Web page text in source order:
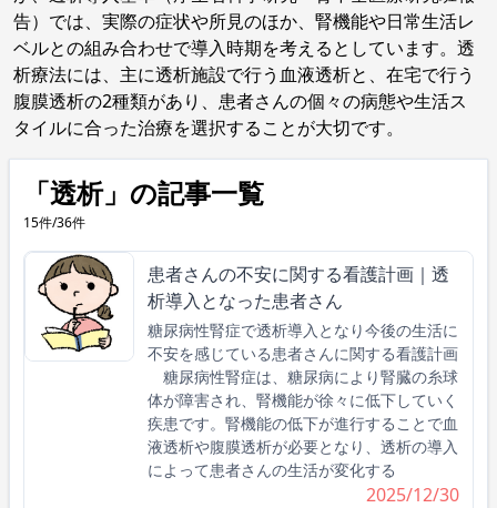
告）では、実際の症状や所見のほか、腎機能や日常生活レ
ベルとの組み合わせで導入時期を考えるとしています。透
析療法には、主に透析施設で行う血液透析と、在宅で行う
腹膜透析の2種類があり、患者さんの個々の病態や生活ス
タイルに合った治療を選択することが大切です。
「透析」の記事一覧
15件/36件
患者さんの不安に関する看護計画｜透
析導入となった患者さん
糖尿病性腎症で透析導入となり今後の生活に
不安を感じている患者さんに関する看護計画
糖尿病性腎症は、糖尿病により腎臓の糸球
体が障害され、腎機能が徐々に低下していく
疾患です。腎機能の低下が進行することで血
液透析や腹膜透析が必要となり、透析の導入
によって患者さんの生活が変化する
2025/12/30